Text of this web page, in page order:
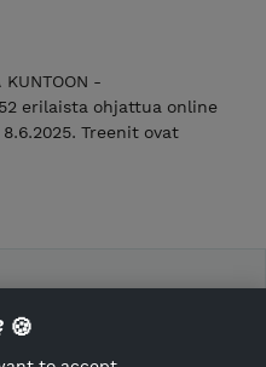
KUNTOON -
erilaista ohjattua online
Treenit ovat
🍪